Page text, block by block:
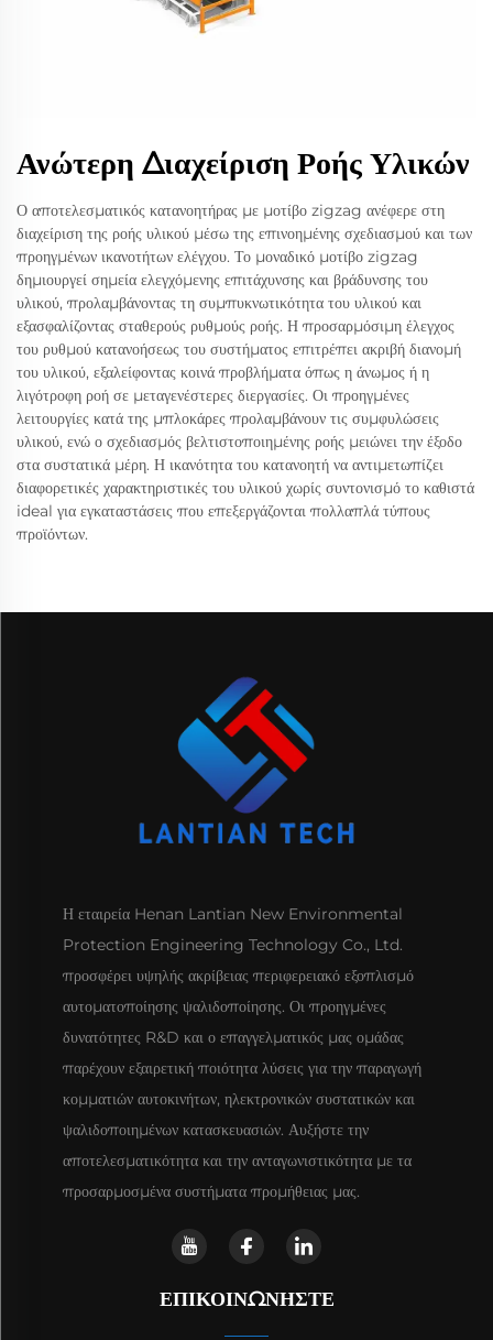
Ανώτερη Διαχείριση Ροής Υλικών
Ο αποτελεσματικός κατανοητήρας με μοτίβο zigzag ανέφερε στη
διαχείριση της ροής υλικού μέσω της επινοημένης σχεδιασμού και των
προηγμένων ικανοτήτων ελέγχου. Το μοναδικό μοτίβο zigzag
δημιουργεί σημεία ελεγχόμενης επιτάχυνσης και βράδυνσης του
υλικού, προλαμβάνοντας τη συμπυκνωτικότητα του υλικού και
εξασφαλίζοντας σταθερούς ρυθμούς ροής. Η προσαρμόσιμη έλεγχος
του ρυθμού κατανοήσεως του συστήματος επιτρέπει ακριβή διανομή
του υλικού, εξαλείφοντας κοινά προβλήματα όπως η άνωμος ή η
λιγότροφη ροή σε μεταγενέστερες διεργασίες. Οι προηγμένες
λειτουργίες κατά της μπλοκάρες προλαμβάνουν τις συμφυλώσεις
υλικού, ενώ ο σχεδιασμός βελτιστοποιημένης ροής μειώνει την έξοδο
στα συστατικά μέρη. Η ικανότητα του κατανοητή να αντιμετωπίζει
διαφορετικές χαρακτηριστικές του υλικού χωρίς συντονισμό το καθιστά
ideal για εγκαταστάσεις που επεξεργάζονται πολλαπλά τύπους
προϊόντων.
Η εταιρεία Henan Lantian New Environmental
Protection Engineering Technology Co., Ltd.
προσφέρει υψηλής ακρίβειας περιφερειακό εξοπλισμό
αυτοματοποίησης ψαλιδοποίησης. Οι προηγμένες
δυνατότητες R&D και ο επαγγελματικός μας ομάδας
παρέχουν εξαιρετική ποιότητα λύσεις για την παραγωγή
κομματιών αυτοκινήτων, ηλεκτρονικών συστατικών και
ψαλιδοποιημένων κατασκευασιών. Αυξήστε την
αποτελεσματικότητα και την ανταγωνιστικότητα με τα
προσαρμοσμένα συστήματα προμήθειας μας.
ΕΠΙΚΟΙΝΩΝΉΣΤΕ